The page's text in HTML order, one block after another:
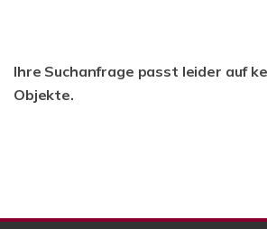
Ihre Suchanfrage passt leider auf
Objekte.